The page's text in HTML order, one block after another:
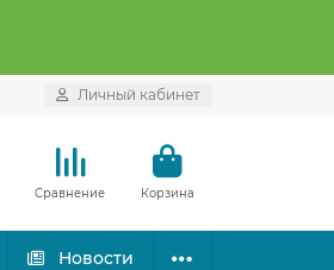
Личный кабинет
Сравнение Корзина
Новости